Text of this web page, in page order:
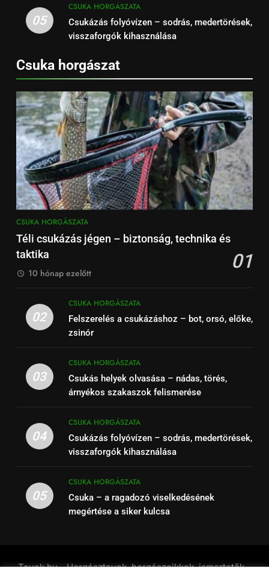
05
CSUKA HORGÁSZATA
Csukázás folyóvízen – sodrás, medertörések,
visszaforgók kihasználása
Csuka horgászat
CSUKA HORGÁSZATA
Téli csukázás jégen – biztonság, technika és
taktika
01
10 hónap ezelőtt
02
CSUKA HORGÁSZATA
Felszerelés a csukázáshoz – bot, orsó, előke,
zsinór
03
CSUKA HORGÁSZATA
Csukás helyek olvasása – nádas, törés,
árnyékos szakaszok felismerése
04
CSUKA HORGÁSZATA
Csukázás folyóvízen – sodrás, medertörések,
visszaforgók kihasználása
05
CSUKA HORGÁSZATA
Csuka – a ragadozó viselkedésének
megértése a siker kulcsa
Tavak.hu - Horgásztavak, horgászcikkek, ismertetők -